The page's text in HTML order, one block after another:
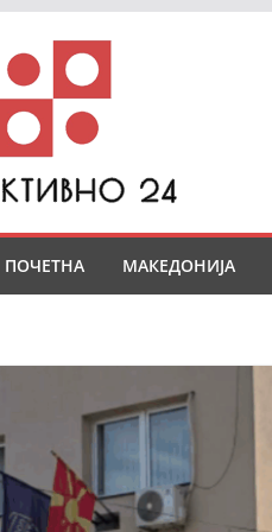
ПОЧЕТНА МАКЕДОНИЈА